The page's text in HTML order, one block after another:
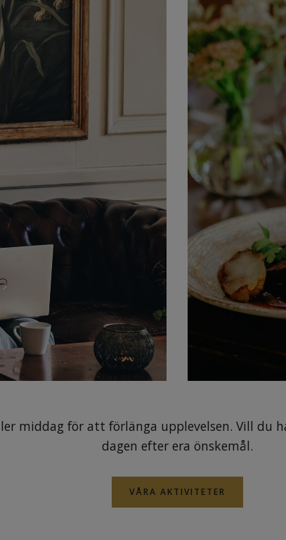
middag för att förlänga upplevelsen. Vill du
dagen efter era önskemål.
VÅRA AKTIVITETER